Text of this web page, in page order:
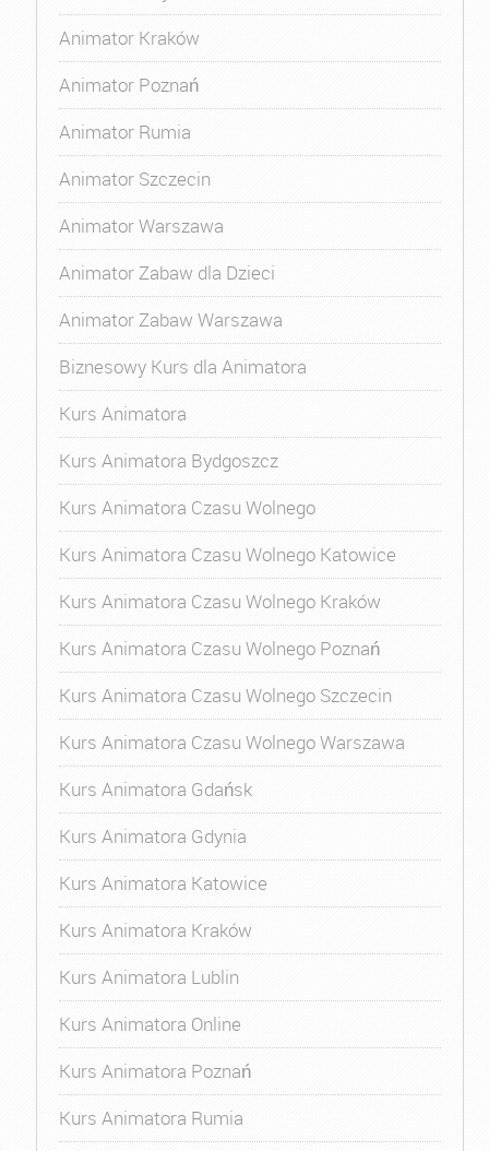
Animator Kraków
Animator Poznań
Animator Rumia
Animator Szczecin
Animator Warszawa
Animator Zabaw dla Dzieci
Animator Zabaw Warszawa
Biznesowy Kurs dla Animatora
Kurs Animatora
Kurs Animatora Bydgoszcz
Kurs Animatora Czasu Wolnego
Kurs Animatora Czasu Wolnego Katowice
Kurs Animatora Czasu Wolnego Kraków
Kurs Animatora Czasu Wolnego Poznań
Kurs Animatora Czasu Wolnego Szczecin
Kurs Animatora Czasu Wolnego Warszawa
Kurs Animatora Gdańsk
Kurs Animatora Gdynia
Kurs Animatora Katowice
Kurs Animatora Kraków
Kurs Animatora Lublin
Kurs Animatora Online
Kurs Animatora Poznań
Kurs Animatora Rumia